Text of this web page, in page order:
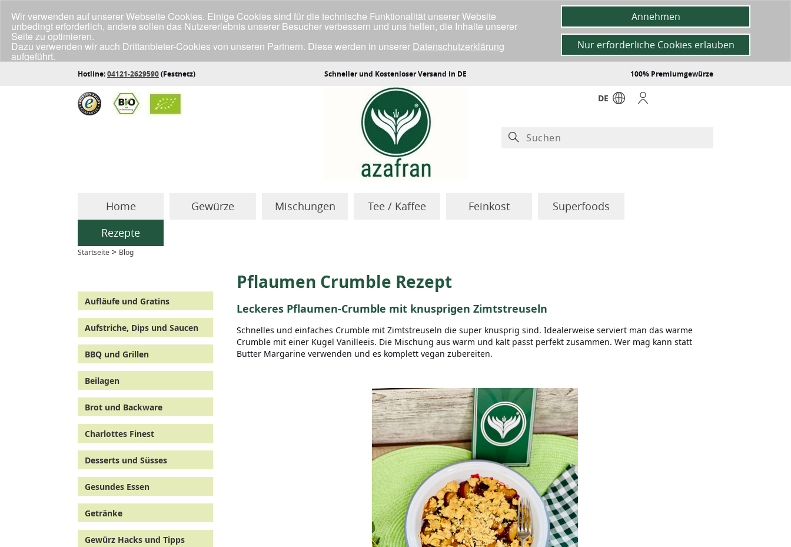
Hotline:04121-2629590(Festnetz) Schneller und Kostenloser Versand in DE 100% Premiumgewürze
DE
Home Gewürze Mischungen Tee / Kaffee Feinkost
Superfoods
Rezepte
Startseite > Blog
Aufläufe und Gratins
Aufstriche, Dips und Saucen
BBQ und Grillen
Beilagen
Brot und Backware
Charlottes Finest
Desserts und Süsses
Gesundes Essen
Getränke
Gewürz Hacks und Tipps
Pflaumen Crumble Rezept
Leckeres Pflaumen-Crumble mit knusprigen Zimtstreuseln
Schnelles und einfaches Crumble mit Zimtstreuseln die super knusprig sind. Idealerweise serviert man das warme
Crumble mit einer Kugel Vanilleeis. Die Mischung aus warm und kalt passt perfekt zusammen. Wer mag kann statt
Butter Margarine verwenden und es komplett vegan zubereiten.
Wir verwenden auf unserer Webseite Cookies. Einige Cookies sind für die technische Funktionalität unserer Website
unbedingt erforderlich, andere sollen das Nutzererlebnis unserer Besucher verbessern und uns helfen, die Inhalte unserer
Seite zu optimieren.
Dazu verwenden wir auch Drittanbieter-Cookies von unseren Partnern. Diese werden in unserer Datenschutzerklärung
aufgeführt.
Klicke unten auf "Annehmen", wenn du mit der Verwendung aller Cookies einverstanden bist.
Annehmen
Nur erforderliche Cookies erlauben